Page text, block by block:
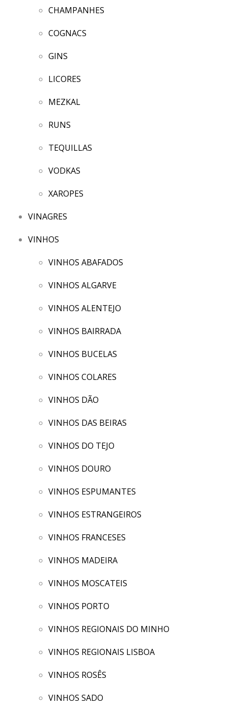
CHAMPANHES
COGNACS
GINS
LICORES
MEZKAL
RUNS
TEQUILLAS
VODKAS
XAROPES
VINAGRES
VINHOS
VINHOS ABAFADOS
VINHOS ALGARVE
VINHOS ALENTEJO
VINHOS BAIRRADA
VINHOS BUCELAS
VINHOS COLARES
VINHOS DÃO
VINHOS DAS BEIRAS
VINHOS DO TEJO
VINHOS DOURO
VINHOS ESPUMANTES
VINHOS ESTRANGEIROS
VINHOS FRANCESES
VINHOS MADEIRA
VINHOS MOSCATEIS
VINHOS PORTO
VINHOS REGIONAIS DO MINHO
VINHOS REGIONAIS LISBOA
VINHOS ROSÊS
VINHOS SADO